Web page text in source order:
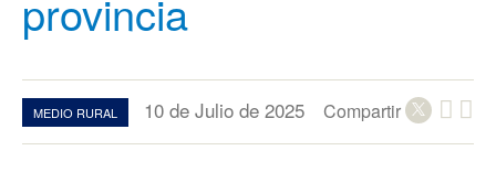
provincia
MEDIO RURAL 10 de Julio de 2025 Compartir